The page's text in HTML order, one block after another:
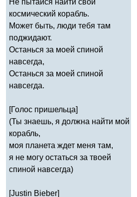
космический корабль.
Может быть, люди тебя там
поджидают.
Останься за моей спиной
навсегда,
Останься за моей спиной
навсегда.
[Голос пришельца]
(Ты знаешь, я должна найти мой
корабль,
моя планета ждет меня там,
я не могу остаться за твоей
спиной навсегда)
[Justin Bieber]